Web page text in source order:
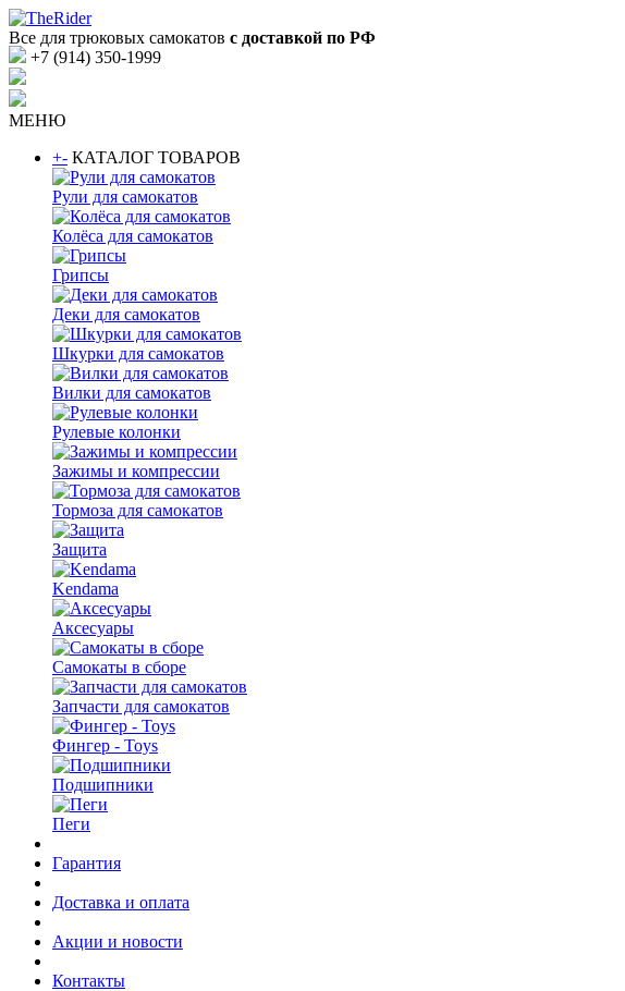
Все для трюковых самокатов с доставкой по РФ
+7 (914) 350-1999
МЕНЮ
+- КАТАЛОГ ТОВАРОВ
Рули для самокатов
Колёса для самокатов
Грипсы
Деки для самокатов
Шкурки для самокатов
Вилки для самокатов
Рулевые колонки
Зажимы и компрессии
Тормоза для самокатов
Защита
Kendama
Аксесуары
Самокаты в сборе
Запчасти для самокатов
Фингер - Toys
Подшипники
Пеги
Гарантия
Доставка и оплата
Акции и новости
Контакты